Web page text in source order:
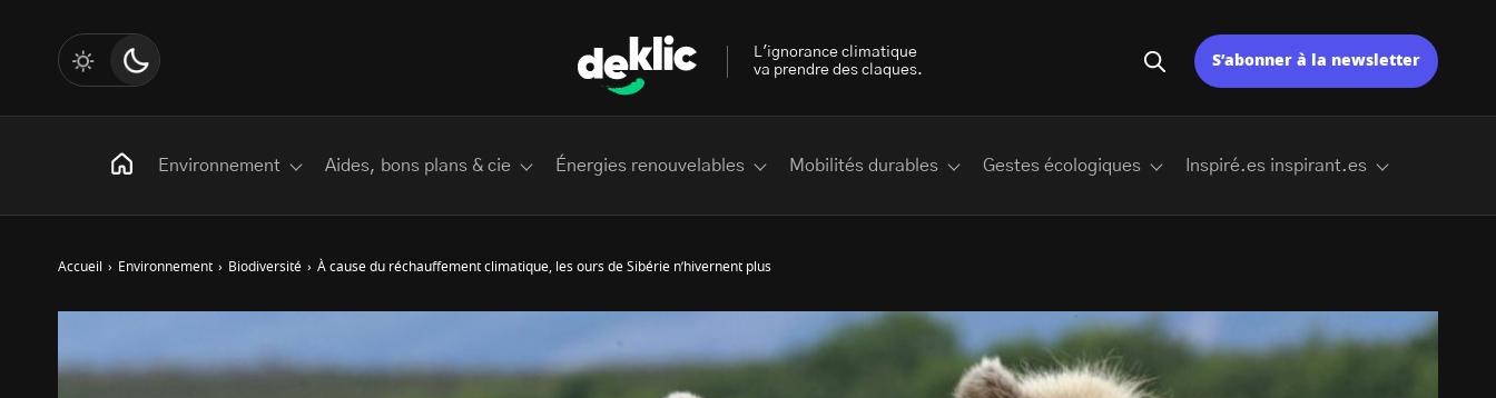
Accueil › Environnement › Biodiversité › À cause du réchauffement climatique, les ours de Sibérie n’hivernent plus
L'ignorance climatique
va prendre des claques.
S’abonner à la newsletter
Environnement Aides, bons plans & cie Énergies renouvelables Mobilités durables Gestes écologiques Inspiré.es inspirant.es